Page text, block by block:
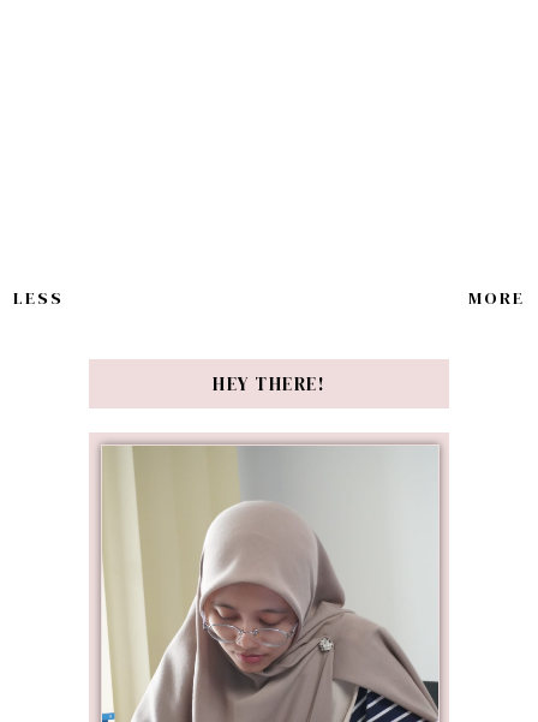
LESS MORE
HEY THERE!